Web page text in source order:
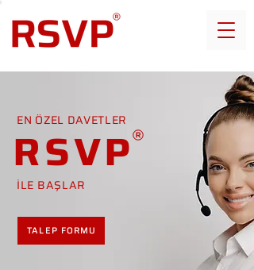
EN ÖZEL DAVETLER
RSVP
İLE BAŞLAR
TALEP FORMU